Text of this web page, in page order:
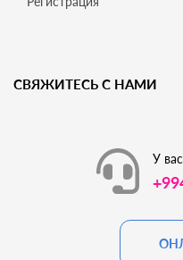
СВЯЖИТЕСЬ С НАМИ
У